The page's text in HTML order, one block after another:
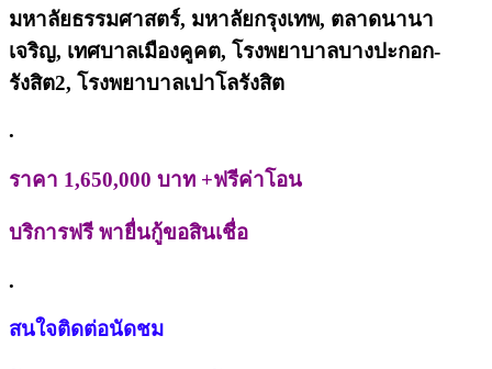
มหาลัยธรรมศาสตร์, มหาลัยกรุงเทพ, ตลาดนานา
เจริญ, เทศบาลเมืองคูคต, โรงพยาบาลบางปะกอก-
รังสิต2, โรงพยาบาลเปาโลรังสิต
.
ราคา 1,650,000 บาท +ฟรีค่าโอน
บริการฟรี พายื่นกู้ขอสินเชื่อ
.
สนใจติดต่อนัดชม